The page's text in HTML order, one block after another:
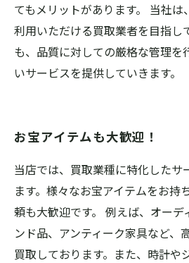
てもメリットがあります。 当社
利用いただける買取業者を目指し
も、品質に対しての厳格な管理を
いサービスを提供していきます。
お宝アイテムも大歓迎！
当店では、買取業種に特化したサ
ます。様々なお宝アイテムをお持
頼も大歓迎です。 例えば、オー
ンド品、アンティーク家具など、
買取しております。また、時計や